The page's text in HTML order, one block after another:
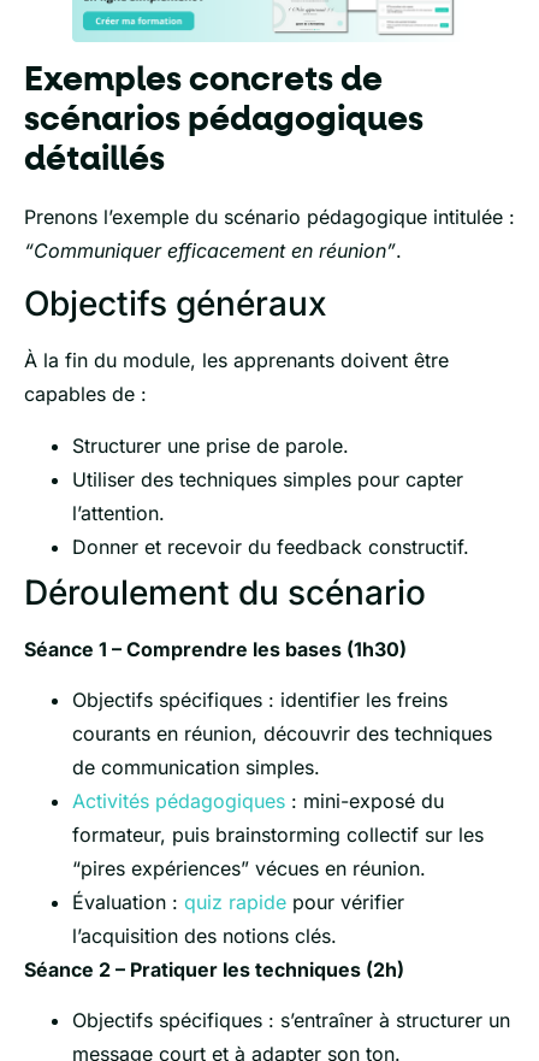
Exemples concrets de
scénarios pédagogiques
détaillés
Prenons l’exemple du scénario pédagogique intitulée :
“Communiquer efficacement en réunion”.
Objectifs généraux
À la fin du module, les apprenants doivent être
capables de :
Structurer une prise de parole.
Utiliser des techniques simples pour capter
l’attention.
Donner et recevoir du feedback constructif.
Déroulement du scénario
Séance 1 – Comprendre les bases (1h30)
Objectifs spécifiques : identifier les freins
courants en réunion, découvrir des techniques
de communication simples.
Activités pédagogiques : mini-exposé du
formateur, puis brainstorming collectif sur les
“pires expériences” vécues en réunion.
Évaluation : quiz rapide pour vérifier
l’acquisition des notions clés.
Séance 2 – Pratiquer les techniques (2h)
Objectifs spécifiques : s’entraîner à structurer un
message court et à adapter son ton.